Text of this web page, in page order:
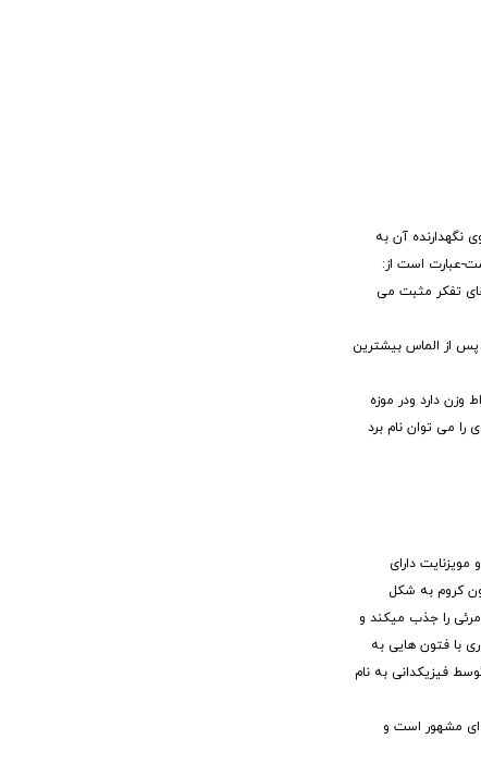
نگهدارنده آن به
عبارت است از:
تفکر مثبت می
از الماس بیشترین
شده در برمه بوده است که وزن آن حدود 400 قیراط براورد شده است.دیگر یاقوت سرخ معروف جهان یاقوت سرخ ادوارد است که 167 قیراط وزن دارد ودر موزه
می توان نام برد
درجه ی سختی یاقوت قرمز 9 در مقیاس مورس است.درمیان جواهرات طبیعی فقط مویزنایت و الماس دارای سختی بیشتر از یاقوت هستند که الماس دارای درجه سختی 10.0 و مویزنایت دارای
یون های آلومینیوم 3+ جایگزین یون های کروم 3+ شده است.هر یون کروم به شکل
زرد از طیف نور های مرئی را جذب میکند و
توسط نوری با فتون هایی به
فیزیکدانی به نام
ای مشهور است و